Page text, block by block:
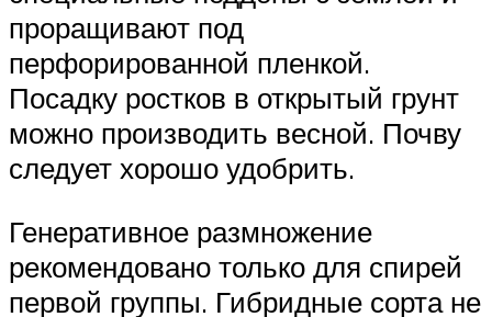
проращивают под
перфорированной пленкой.
Посадку ростков в открытый грунт
можно производить весной. Почву
следует хорошо удобрить.
Генеративное размножение
рекомендовано только для спирей
первой группы. Гибридные сорта не